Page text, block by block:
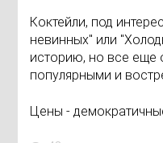
Коктейли, под
невинных" или
историю, но все еще
популярными и
Цены -